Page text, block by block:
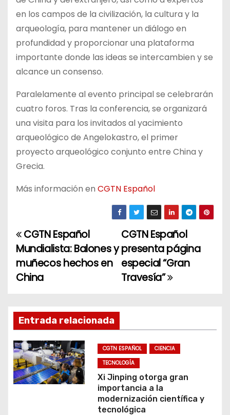
en los campos de la civilización, la cultura y la
arqueología, para mantener un diálogo en
profundidad y proporcionar una plataforma
importante donde las ideas se intercambien y se
alcance un consenso.
Paralelamente al evento principal se celebrarán
cuatro foros. Tras la conferencia, se organizará
una visita para los invitados al yacimiento
arqueológico de Angelokastro, el primer
proyecto arqueológico conjunto entre China y
Grecia.
Más información en CGTN Español
N
a
v
g
a
c
i
CGTN Español
presenta página
especial “Gran
Travesía”
CGTN Español
Mundialista: Balones y
muñecos hechos en
China
Entrada relacionada
CGTN ESPAÑOL
CIENCIA
TECNOLOGÍA
Xi Jinping otorga gran
importancia a la
modernización científica y
tecnológica